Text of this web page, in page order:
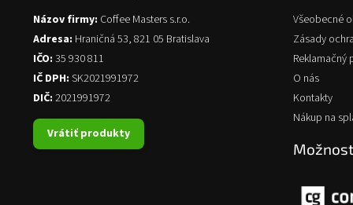
Názov firmy: Coffee Masters s.r.o.
Adresa: Hraničná 53, 821 05 Bratislava
IČO: 35 930 811
IČ DPH: SK2021991972
DIČ: 2021991972
Vrátiť produkty
Všeobecné
Zásady
Reklamačný
O nás
Kontakty
Nákup na